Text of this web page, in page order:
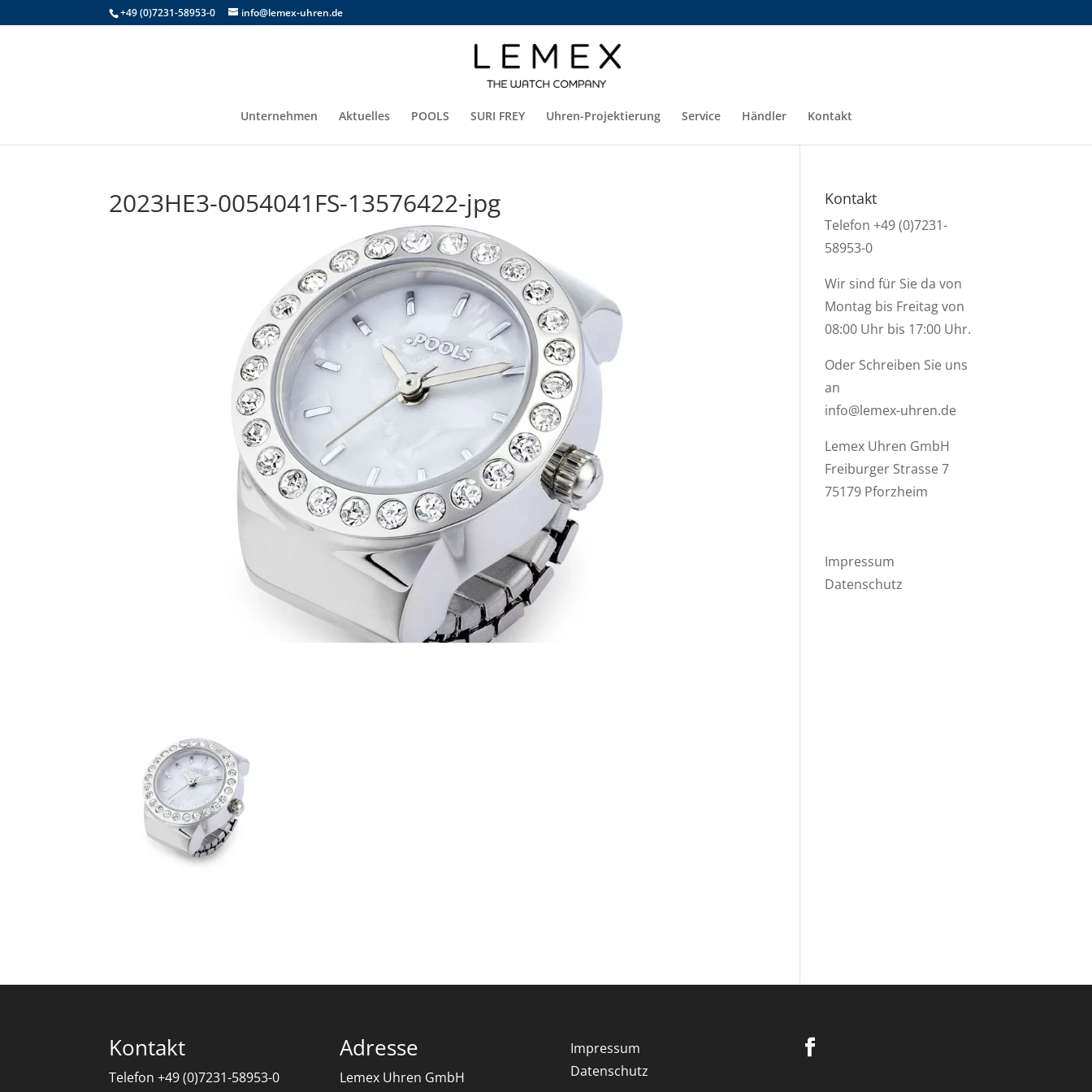
+49 (0)7231-58953-0 info@lemex-uhren.de
Unternehmen Aktuelles POOLS SURI FREY Uhren-Projektierung Service Händler Kontakt
2023HE3-0054041FS-13576422-jpg Kontakt
Telefon +49 (0)7231-
58953-0
Wir sind für Sie da von
Montag bis Freitag von
08:00 Uhr bis 17:00 Uhr.
Oder Schreiben Sie uns
an
info@lemex-uhren.de
Lemex Uhren GmbH
Freiburger Strasse 7
75179 Pforzheim
Impressum
Datenschutz
Kontakt
Telefon +49 (0)7231-58953-0
Adresse
Lemex Uhren GmbH
Impressum
Datenschutz